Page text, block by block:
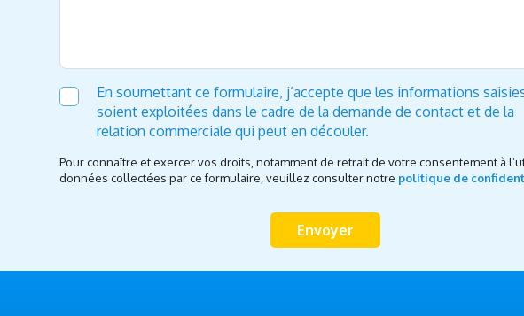
En soumettant ce formulaire, j’accepte que les informations
soient exploitées dans le cadre de la demande de contact et de la
relation commerciale qui peut en découler.
Pour connaître et exercer vos droits, notamment de retrait de votre consentement à
données collectées par ce formulaire, veuillez consulter notre politique de